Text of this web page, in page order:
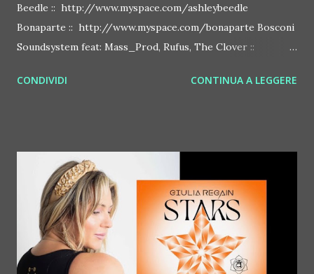
Beedle :: http://www.myspace.com/ashleybeedle
Bonaparte :: http://www.myspace.com/bonaparte Bosconi
Soundsystem feat: Mass_Prod, Rufus, The Clover ::
http://www.myspace.com/benderbyetone Chapelier Fou ::
Deian :: http://www.myspace.com/deiansong Dixon ::
http://www.myspace.com/justdixon Frivolous ::
http://www.myspace.com/frivolouslive Frost ::
http://www.myspace.com/frostnorway Gonzales ::
http://www.myspace.com/gonzpiration Italian Laptop
Orchestra feat. Alessio Bertallot Jimmy Edgar ::
CONDIVIDI CONTINUA A LEGGERE